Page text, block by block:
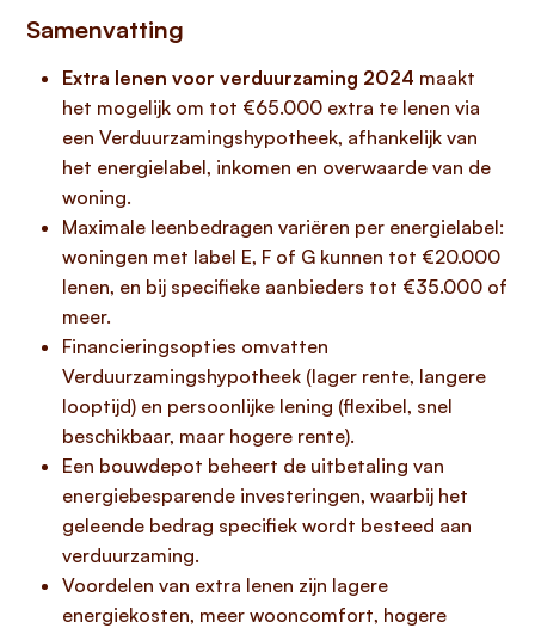
Samenvatting
Extra lenen voor verduurzaming 2024 maakt
het mogelijk om tot €65.000 extra te lenen via
een Verduurzamingshypotheek, afhankelijk van
het energielabel, inkomen en overwaarde van de
woning.
Maximale leenbedragen variëren per energielabel:
woningen met label E, F of G kunnen tot €20.000
lenen, en bij specifieke aanbieders tot €35.000 of
meer.
Financieringsopties omvatten
Verduurzamingshypotheek (lager rente, langere
looptijd) en persoonlijke lening (flexibel, snel
beschikbaar, maar hogere rente).
Een bouwdepot beheert de uitbetaling van
energiebesparende investeringen, waarbij het
geleende bedrag specifiek wordt besteed aan
verduurzaming.
Voordelen van extra lenen zijn lagere
energiekosten, meer wooncomfort, hogere